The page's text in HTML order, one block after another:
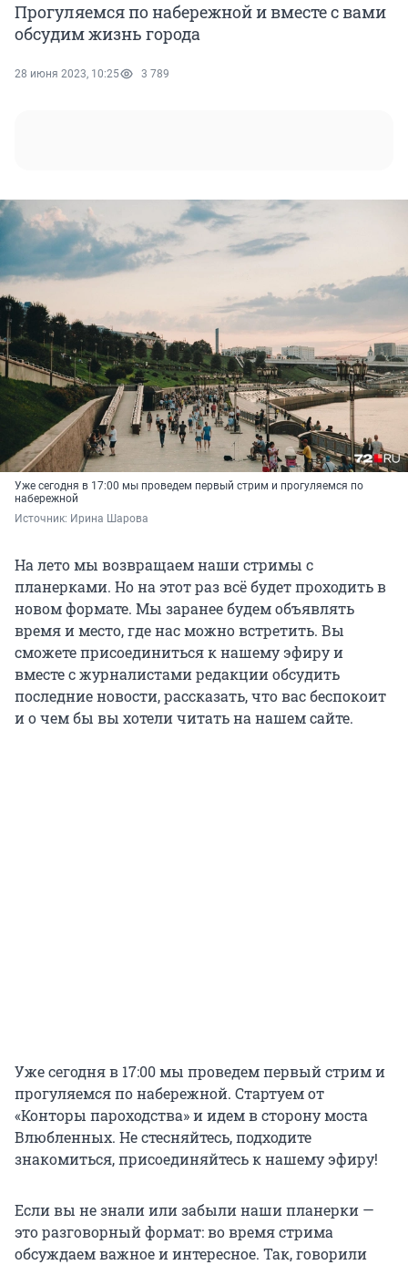
Прогуляемся по набережной и вместе с вами
обсудим жизнь города
28 июня 2023, 10:25 3 789
Уже сегодня в 17:00 мы проведем первый стрим и прогуляемся по
набережной
Источник: Ирина Шарова
На лето мы возвращаем наши стримы с
планерками. Но на этот раз всё будет проходить в
новом формате. Мы заранее будем объявлять
время и место, где нас можно встретить. Вы
сможете присоединиться к нашему эфиру и
вместе с журналистами редакции обсудить
последние новости, рассказать, что вас беспокоит
и о чем бы вы хотели читать на нашем сайте.
Уже сегодня в 17:00 мы проведем первый стрим и
прогуляемся по набережной. Стартуем от
«Конторы пароходства» и идем в сторону моста
Влюбленных. Не стесняйтесь, подходите
знакомиться, присоединяйтесь к нашему эфиру!
Если вы не знали или забыли наши планерки —
это разговорный формат: во время стрима
обсуждаем важное и интересное. Так, говорили